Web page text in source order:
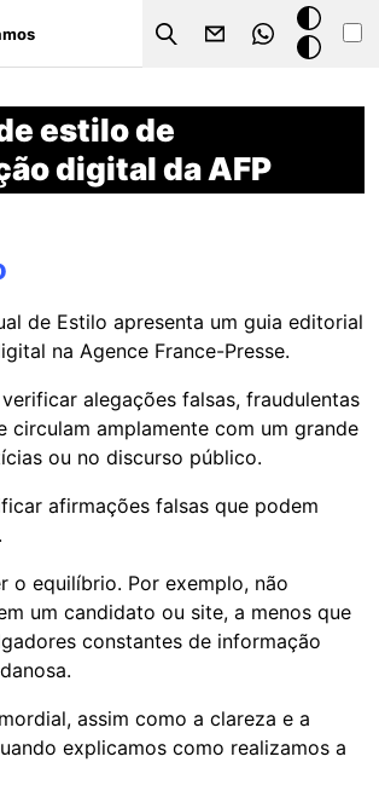
Search
Modo
escuro
estilo de
digital da AFP
de Estilo apresenta um guia editorial
na Agence France-Presse.
alegações falsas, fraudulentas
circulam amplamente com um grande
ou no discurso público.
afirmações falsas que podem
o equilíbrio. Por exemplo, não
um candidato ou site, a menos que
constantes de informação
assim como a clareza e a
explicamos como realizamos a